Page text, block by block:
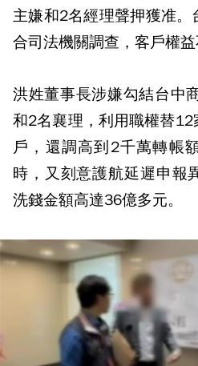
主嫌和2名經理聲押獲准
合司法機關調查，客戶權益
洪姓董事長涉嫌勾結台中
和2名襄理，利用職權替
戶，還調高到2千萬轉帳
時，又刻意護航延遲申報
洗錢金額高達36億多元。